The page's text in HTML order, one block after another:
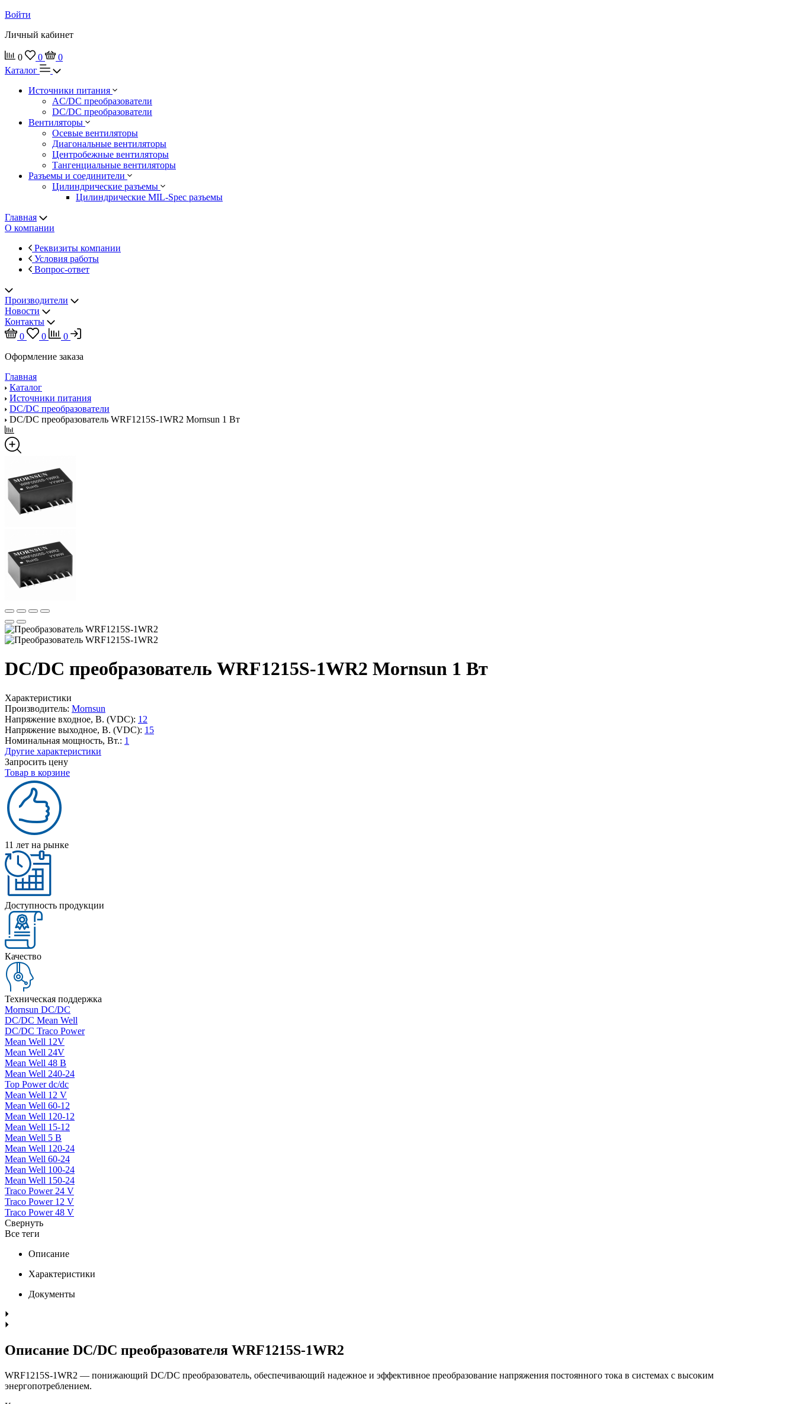
Войти
Личный кабинет
0 0
0
Каталог
Источники питания
AC/DC преобразователи
DC/DC преобразователи
Вентиляторы
Осевые вентиляторы
Диагональные вентиляторы
Центробежные вентиляторы
Тангенциальные вентиляторы
Разъемы и соединители
Цилиндрические разъемы
Цилиндрические MIL-Spec разъемы
Главная
О компании
Реквизиты компании
Условия работы
Вопрос-ответ
Производители
Новости
Контакты
0
0
0
Оформление заказа
Главная
Каталог
Источники питания
DC/DC преобразователи
DC/DC преобразователь WRF1215S-1WR2 Mornsun 1 Вт
DC/DC преобразователь WRF1215S-1WR2 Mornsun 1 Вт
Характеристики
Производитель: Mornsun
Напряжение входное, В. (VDC): 12
Напряжение выходное, В. (VDC): 15
Номинальная мощность, Вт.: 1
Другие характеристики
Запросить цену
Товар в корзине
11 лет на рынке
Доступность продукции
Качество
Техническая поддержка
Mornsun DC/DC
DC/DC Mean Well
DC/DC Traco Power
Mean Well 12V
Mean Well 24V
Mean Well 48 В
Mean Well 240-24
Top Power dc/dc
Mean Well 12 V
Mean Well 60-12
Mean Well 120-12
Mean Well 15-12
Mean Well 5 В
Mean Well 120-24
Mean Well 60-24
Mean Well 100-24
Mean Well 150-24
Traco Power 24 V
Traco Power 12 V
Traco Power 48 V
Свернуть
Все теги
Описание
Характеристики
Документы
Описание DC/DC преобразователя WRF1215S-1WR2
WRF1215S-1WR2 — понижающий DC/DC преобразователь, обеспечивающий надежное и эффективное преобразование напряжения постоянного тока в системах с высоким
энергопотреблением.